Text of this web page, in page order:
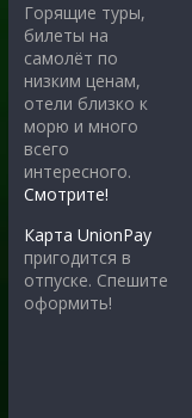
Горящие туры,
билеты на
самолёт по
низким ценам,
отели близко к
морю и много
всего
интересного.
Смотрите!
Карта UnionPay
пригодится в
отпуске. Спешите
оформить!